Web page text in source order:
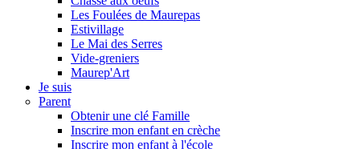
Les Foulées de Maurepas
Estivillage
Le Mai des Serres
Vide-greniers
Maurep'Art
Je suis
Parent
Obtenir une clé Famille
Inscrire mon enfant en crèche
Inscrire mon enfant à l'école